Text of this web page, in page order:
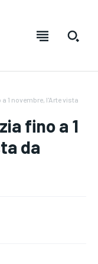
1 novembre, l'Arte vista
fino a 1
da